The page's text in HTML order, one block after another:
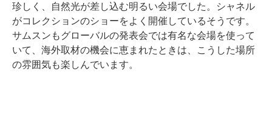
珍しく、自然光が差し込む明るい会場でした。シャネル
がコレクションのショーをよく開催しているそうです。
サムスンもグローバルの発表会では有名な会場を使って
いて、海外取材の機会に恵まれたときは、こうした場所
の雰囲気も楽しんでいます。